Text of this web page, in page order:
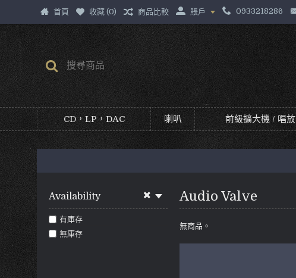
首頁 收藏 (0) 商品比較 賬戶 0933218286
CD，LP，DAC 喇叭 前級擴大機 / 唱放
Availability
有庫存
無庫存
Audio Valve
無商品。